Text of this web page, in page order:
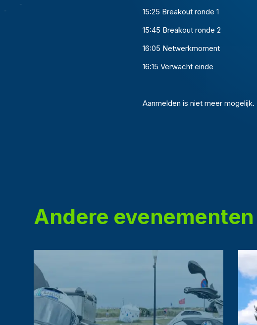
15:25 Breakout ronde 1
15:45 Breakout ronde 2
16:05 Netwerkmoment
16:15 Verwacht einde
Aanmelden is niet meer mogelijk.
Andere evenementen